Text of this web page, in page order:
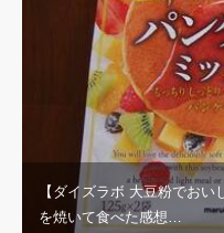
【ダイズラボ 大豆粉でおい
を焼いて食べた感想…